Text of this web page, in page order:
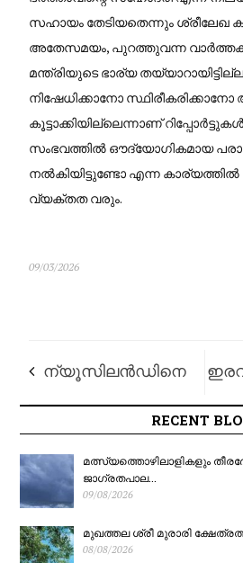
സഹായം തേടിയതെന്നും ശ്രീലേഖ
​അതേസമയം, പുറത്തുവന്ന
മന്ത്രിയുടെ ഭാര്യ
നിഷേധിക്കാനോ
കൂട്ടാക്കിയില്ലെന്നാണ്
സംഭവത്തിൽ ഔദ്യോഗികമായ
നൽകിയിട്ടുണ്ടോ എന്ന
വ്യക്തത വരും.
09/03/2026
​ന്യൂസിലൻഡിനെ
തകർത്ത് ഇന്ത്യ
ലോകകിരീടത്തിൽ;
സഞ്ജുവിനും
ബൗളർമാർക്കും മിന്നും
RECENT
മത്സ്യത്തൊഴിലാളികളും
ജാഗ്രതപാല...
09/08/2026
മുഖത്തല ശ്രീ മുരാരി
08/08/2026